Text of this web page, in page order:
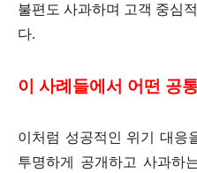
불편도 사과하며 고객 중심
다.
이 사례들에서 어떤 공
이처럼 성공적인 위기 대응
투명하게 공개하고 사과하